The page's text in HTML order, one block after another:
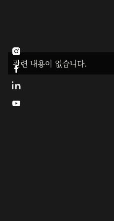
관련 내용이 없습니다.


